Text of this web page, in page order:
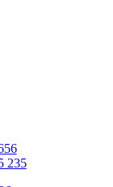
235